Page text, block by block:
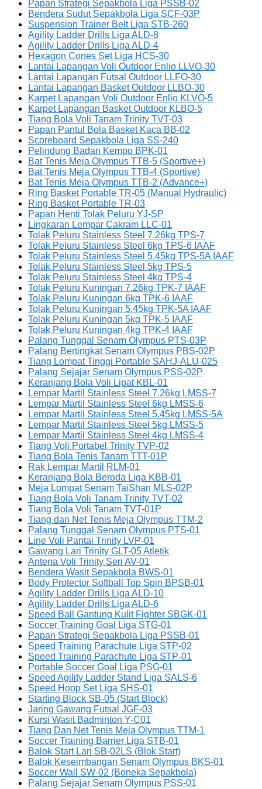
Papan Strategi Sepakbola Liga PSSB-02
Bendera Sudut Sepakbola Liga SCF-03P
Suspension Trainer Belt Liga STB-260
Agility Ladder Drills Liga ALD-8
Agility Ladder Drills Liga ALD-4
Hexagon Cones Set Liga HCS-30
Lantai Lapangan Voli Outdoor Enlio LLVO-30
Lantai Lapangan Futsal Outdoor LLFO-30
Lantai Lapangan Basket Outdoor LLBO-30
Karpet Lapangan Voli Outdoor Enlio KLVO-5
Karpet Lapangan Basket Outdoor KLBO-5
Tiang Bola Voli Tanam Trinity TVT-03
Papan Pantul Bola Basket Kaca BB-02
Scoreboard Sepakbola Liga SS-240
Pelindung Badan Kempo BPK-01
Bat Tenis Meja Olympus TTB-5 (Sportive+)
Bat Tenis Meja Olympus TTB-4 (Sportive)
Bat Tenis Meja Olympus TTB-2 (Advance+)
Ring Basket Portable TR-05 (Manual Hydraulic)
Ring Basket Portable TR-03
Papan Henti Tolak Peluru YJ-SP
Lingkaran Lempar Cakram LLC-01
Tolak Peluru Stainless Steel 7.26kg TPS-7
Tolak Peluru Stainless Steel 6kg TPS-6 IAAF
Tolak Peluru Stainless Steel 5.45kg TPS-5A IAAF
Tolak Peluru Stainless Steel 5kg TPS-5
Tolak Peluru Stainless Steel 4kg TPS-4
Tolak Peluru Kuningan 7.26kg TPK-7 IAAF
Tolak Peluru Kuningan 6kg TPK-6 IAAF
Tolak Peluru Kuningan 5.45kg TPK-5A IAAF
Tolak Peluru Kuningan 5kg TPK-5 IAAF
Tolak Peluru Kuningan 4kg TPK-4 IAAF
Palang Tunggal Senam Olympus PTS-03P
Palang Bertingkat Senam Olympus PBS-02P
Tiang Lompat Tinggi Portable SAHJ-ALU-025
Palang Sejajar Senam Olympus PSS-02P
Keranjang Bola Voli Lipat KBL-01
Lempar Martil Stainless Steel 7.26kg LMSS-7
Lempar Martil Stainless Steel 6kg LMSS-6
Lempar Martil Stainless Steel 5.45kg LMSS-5A
Lempar Martil Stainless Steel 5kg LMSS-5
Lempar Martil Stainless Steel 4kg LMSS-4
Tiang Voli Portabel Trinity TVP-02
Tiang Bola Tenis Tanam TTT-01P
Rak Lempar Martil RLM-01
Keranjang Bola Beroda Liga KBB-01
Meja Lompat Senam TaiShan MLS-02P
Tiang Bola Voli Tanam Trinity TVT-02
Tiang Bola Voli Tanam TVT-01P
Tiang dan Net Tenis Meja Olympus TTM-2
Palang Tunggal Senam Olympus PTS-01
Line Voli Pantai Trinity LVP-01
Gawang Lari Trinity GLT-05 Atletik
Antena Voli Trinity Seri AV-01
Bendera Wasit Sepakbola BWS-01
Body Protector Softball Top Spin BPSB-01
Agility Ladder Drills Liga ALD-10
Agility Ladder Drills Liga ALD-6
Speed Ball Gantung Kulit Fighter SBGK-01
Soccer Training Goal Liga STG-01
Papan Strategi Sepakbola Liga PSSB-01
Speed Training Parachute Liga STP-02
Speed Training Parachute Liga STP-01
Portable Soccer Goal Liga PSG-01
Speed Agility Ladder Stand Liga SALS-6
Speed Hoop Set Liga SHS-01
Starting Block SB-05 (Start Block)
Jaring Gawang Futsal JGF-03
Kursi Wasit Badminton Y-C01
Tiang Dan Net Tenis Meja Olympus TTM-1
Soccer Training Barrier Liga STB-01
Balok Start Lari SB-02LS (Blok Start)
Balok Keseimbangan Senam Olympus BKS-01
Soccer Wall SW-02 (Boneka Sepakbola)
Palang Sejajar Senam Olympus PSS-01